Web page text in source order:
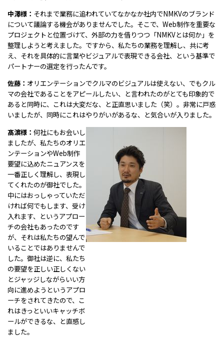
中澤様： それまで業務に追われていてなかなか社内でNMKVのブランド
について議論する機会がありませんでした。そこで、Web制作を重要な
プロジェクトと位置づけて、外部の力を借りつつ「NMKVとは何か」を
整理しようと考えました。ですから、私たちの業務を理解し、共に考
え、それを具体的に言葉やビジュアルで表現できる会社、という基準で
パートナーの選定を行ったんです。
佐藤： オリエンテーションでクルマのビジュアルは使えない、でもクル
マの会社であることをアピールしたい、と言われたのがとても印象的で
あると同時に、これは大変だな、と正直思いました（笑）。非常に戸惑
いましたが、同時にこれはやりがいがあるな、と気合いが入りました。
髙濵様： 何社にもお会いし
ましたが、私たちのオリエ
ンテーションやWeb制作
要望に込めたニュアンスを
一番正しく理解し、表現し
てくれたのが御社でした。
中にはおっしゃっていただ
ければ何でもします、受け
入れます、というアプロー
チの会社もあったのです
が、それは私たちの望んで
いることではありませんで
した。御社は逆に、私たち
の要望を正しい正しくない
とジャッジしながらいい方
向に進めようというアプロ
ーチをされてきたので、こ
れはきっといいキャッチボ
ールができるな、と直感し
ました。